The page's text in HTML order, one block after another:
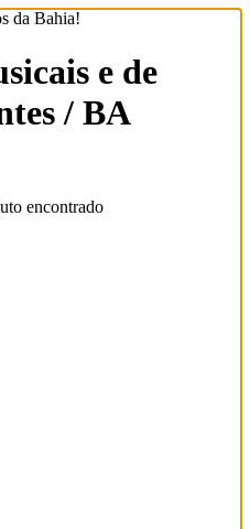
da Bahia!
e de
/ BA
encontrado